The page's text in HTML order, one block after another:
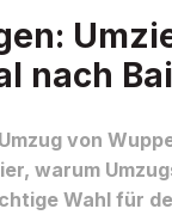
nach
von
warum
Wahl für